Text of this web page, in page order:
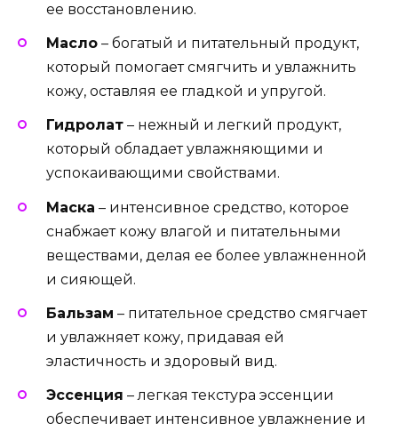
ее восстановлению.
Масло – богатый и питательный продукт,
который помогает смягчить и увлажнить
кожу, оставляя ее гладкой и упругой.
Гидролат – нежный и легкий продукт,
который обладает увлажняющими и
успокаивающими свойствами.
Маска – интенсивное средство, которое
снабжает кожу влагой и питательными
веществами, делая ее более увлажненной
и сияющей.
Бальзам – питательное средство смягчает
и увлажняет кожу, придавая ей
эластичность и здоровый вид.
Эссенция – легкая текстура эссенции
обеспечивает интенсивное увлажнение и